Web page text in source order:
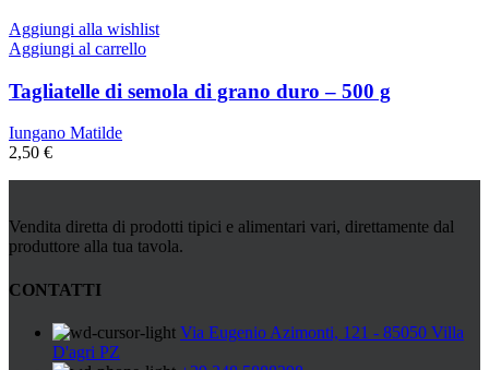
Aggiungi alla wishlist
Aggiungi al carrello
Tagliatelle di semola di grano duro – 500 g
Iungano Matilde
2,50 €
Vendita diretta di prodotti tipici e alimentari vari, direttamente dal
produttore alla tua tavola.
CONTATTI
Via Eugenio Azimonti, 121 - 85050 Villa
D'agri PZ